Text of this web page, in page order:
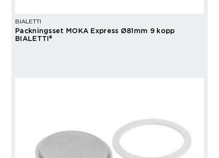
BIALETTI
Packningsset MOKA Express Ø81mm 9 kopp
BIALETTI®